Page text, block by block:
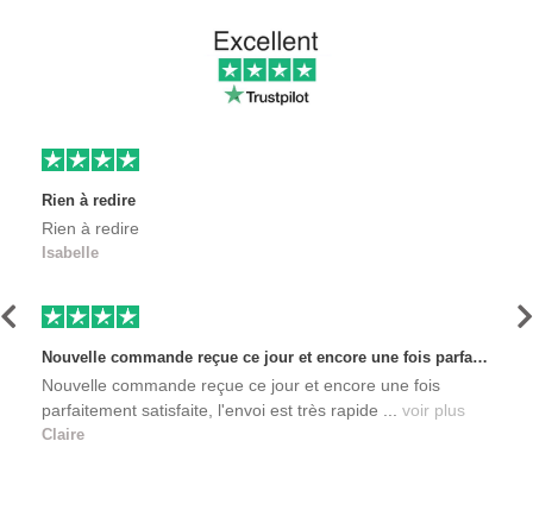
Rien à redire
Rien à redire
Isabelle
Nouvelle commande reçue ce jour et encore une fois parfaitement satisfaite, l'envoi est très rapide et les produits sont toujours conditionnés de manière personnalisés. L'avantage de commander auprès de créateurs indépendants.
Nouvelle commande reçue ce jour et encore une fois
parfaitement satisfaite, l'envoi est très rapide ... voir plus
Claire
Précédent